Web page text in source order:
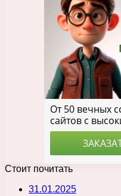
Стоит почитать
31.01.2025